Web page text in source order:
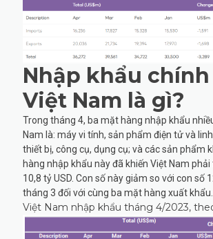
Nhập khẩu chính
Việt Nam là gì?
Trong tháng 4, ba mặt hàng nhập khẩu
Nam là: máy vi tính, sản phẩm điện tử và
thiết bị, công cụ, dụng cụ; và các sản phẩm
hàng nhập khẩu này đã khiến Việt Nam
10,8 tỷ USD. Con số này giảm so với con số
tháng 3 đối với cùng ba mặt hàng xuất khẩu.
Việt Nam nhập khẩu tháng 4/2023,